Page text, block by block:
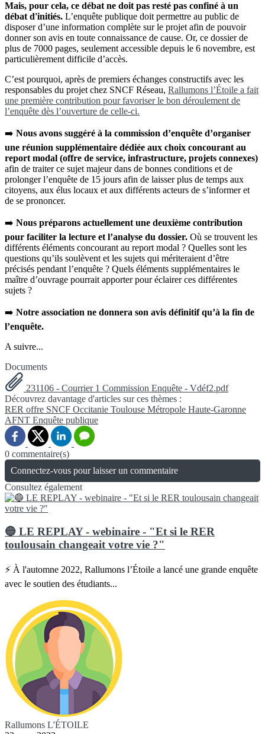
Mais, pour cela, ce débat ne doit pas resté pas confiné à un
débat d'initiés. L’enquête publique doit permettre au public de
disposer d’une information complète sur le projet afin de pouvoir
donner son avis en toute connaissance de cause. Or, ce dossier de
plus de 7000 pages, seulement accessible depuis le 6 novembre, est
particulièrement difficile d’accès.
C’est pourquoi, après de premiers échanges constructifs avec les
responsables du projet chez SNCF Réseau, Rallumons l’Étoile a fait
une première contribution pour favoriser le bon déroulement de
l’enquête dès l’ouverture de celle-ci.
➡️ Nous avons suggéré à la commission d’enquête d’organiser
une réunion supplémentaire dédiée aux choix concourant au
report modal (offre de service, infrastructure, projets connexes)
afin de traiter ce sujet majeur dans de bonnes conditions et de
prolonger l’enquête de 15 jours afin de laisser plus de temps aux
citoyens, aux élus locaux et aux différents acteurs de s’informer et
de se prononcer.
➡️ Nous préparons actuellement une deuxième contribution
pour faciliter la lecture et l’analyse du dossier. Où se trouvent les
différents éléments concourant au report modal ? Quelles sont les
questions qu’ils soulèvent et les sujets qui mériteraient d’être
précisés pendant l’enquête ? Quels éléments supplémentaires le
maître d’ouvrage pourrait apporter pour éclairer ces différentes
sujets ?
➡️ Notre association ne donnera son avis définitif qu’à la fin de
l’enquête.
A suivre...
Documents
231106 - Courrier 1 Commission Enquête - Vdéf2.pdf
Découvrez davantage d'articles sur ces thèmes :
RER offre SNCF Occitanie Toulouse Métropole Haute-Garonne
AFNT Enquête publique
0 commentaire(s)
Connectez-vous pour laisser un commentaire
Consultez également
🔵 LE REPLAY - webinaire - "Et si le RER
toulousain changeait votre vie ?"
⚡ À l'automne 2022, Rallumons l’Étoile a lancé une grande enquête
avec le soutien des étudiants...
Rallumons L'ÉTOILE